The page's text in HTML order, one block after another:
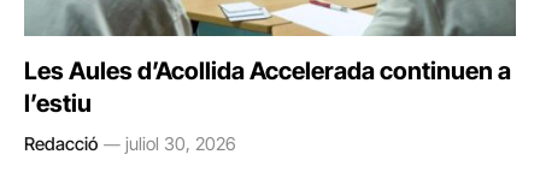
Les Aules d’Acollida Accelerada continuen a
l’estiu
Redacció juliol 30, 2026